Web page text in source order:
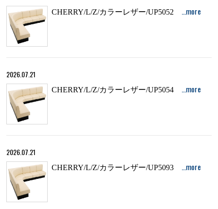
CHERRY/L/Z/カラーレザー/UP5052 …more
2026.07.21
CHERRY/L/Z/カラーレザー/UP5054 …more
2026.07.21
CHERRY/L/Z/カラーレザー/UP5093 …more